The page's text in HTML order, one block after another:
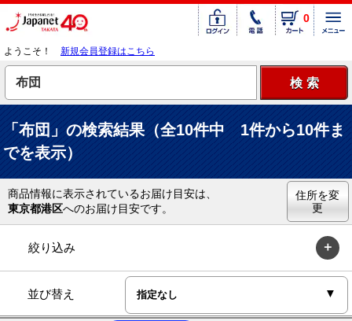
0
ようこそ！ 新規会員登録はこちら
「布団」の検索結果（全10件中 1件から10件ま
でを表示）
商品情報に表示されているお届け目安は、
東京都港区へのお届け目安です。
住所を変
更
絞り込み
並び替え